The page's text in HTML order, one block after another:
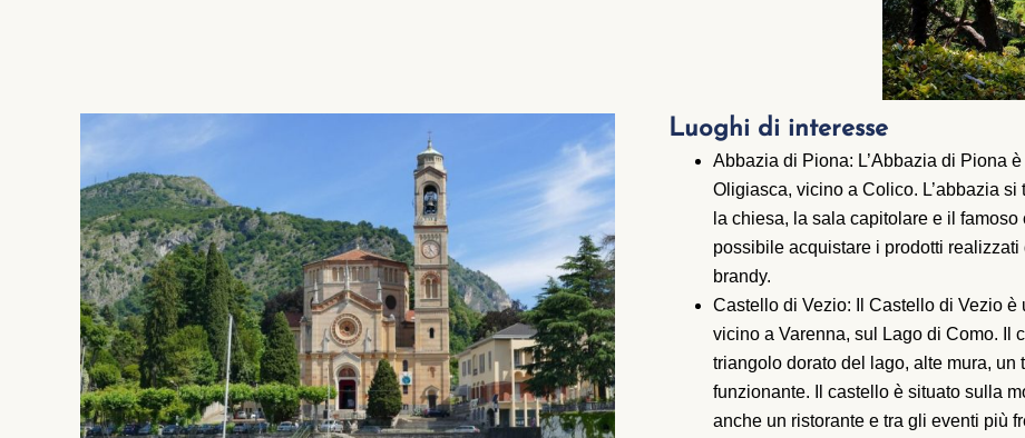
Luoghi di interesse
Abbazia di Piona: L’Abbazia di Piona
Oligiasca, vicino a Colico. L’abbazia
la chiesa, la sala capitolare e il
possibile acquistare i prodotti
brandy.
Castello di Vezio: Il Castello di Vezio
vicino a Varenna, sul Lago di Como. Il
triangolo dorato del lago, alte mura,
funzionante. Il castello è situato sulla
anche un ristorante e tra gli eventi più